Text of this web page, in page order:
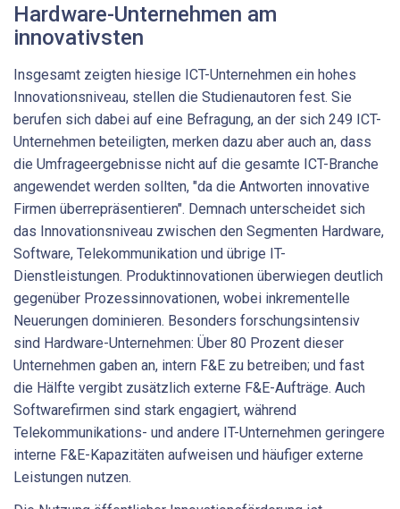
Hardware-Unternehmen am
innovativsten
Insgesamt zeigten hiesige ICT-Unternehmen ein hohes
Innovationsniveau, stellen die Studienautoren fest. Sie
berufen sich dabei auf eine Befragung, an der sich 249 ICT-
Unternehmen beteiligten, merken dazu aber auch an, dass
die Umfrageergebnisse nicht auf die gesamte ICT-Branche
angewendet werden sollten, "da die Antworten innovative
Firmen überrepräsentieren". Demnach unterscheidet sich
das Innovationsniveau zwischen den Segmenten Hardware,
Software, Telekommunikation und übrige IT-
Dienstleistungen. Produktinnovationen überwiegen deutlich
gegenüber Prozessinnovationen, wobei inkrementelle
Neuerungen dominieren. Besonders forschungsintensiv
sind Hardware-Unternehmen: Über 80 Prozent dieser
Unternehmen gaben an, intern F&E zu betreiben; und fast
die Hälfte vergibt zusätzlich externe F&E-Aufträge. Auch
Softwarefirmen sind stark engagiert, während
Telekommunikations- und andere IT-Unternehmen geringere
interne F&E-Kapazitäten aufweisen und häufiger externe
Leistungen nutzen.